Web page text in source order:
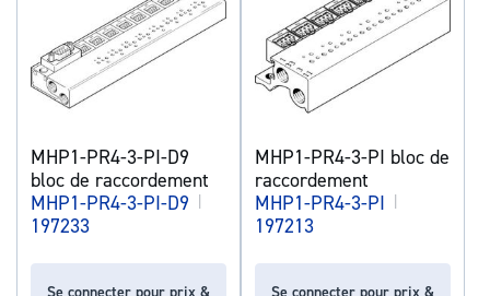
MHP1-PR4-3-PI-D9
bloc de raccordement
MHP1-PR4-3-PI-D9 |
197233
Se connecter pour prix &
MHP1-PR4-3-PI bloc de
raccordement
MHP1-PR4-3-PI |
197213
Se connecter pour prix &